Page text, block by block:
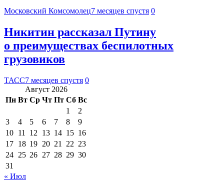
Московский Комсомолец7 месяцев спустя 0
Никитин рассказал Путину
о преимуществах беспилотных
грузовиков
ТАСС7 месяцев спустя 0
Август 2026
Пн Вт Ср Чт Пт Сб Вс
1
2
3
4 5 6 7 8
9
10 11 12 13 14 15 16
17 18 19 20 21 22 23
24 25 26 27 28 29 30
31
« Июл